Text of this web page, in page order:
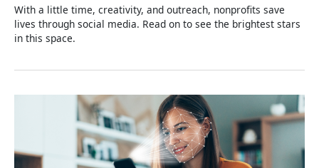
With a little time, creativity, and outreach, nonprofits save
lives through social media. Read on to see the brightest stars
in this space.